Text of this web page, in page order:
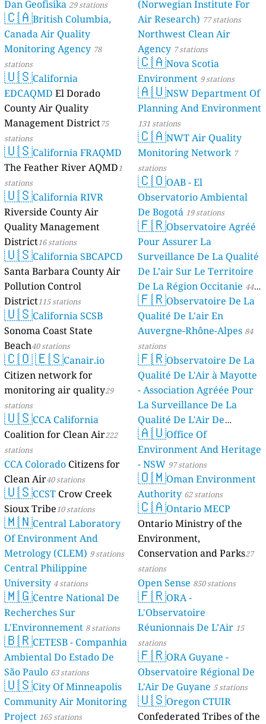
Dan Geofisika 29 stations
🇨🇦British Columbia,
Canada Air Quality
Monitoring Agency 78
stations
🇺🇸California
EDCAQMD El Dorado
County Air Quality
Management District75
stations
🇺🇸California FRAQMD
The Feather River AQMD1
stations
🇺🇸California RIVR
Riverside County Air
Quality Management
District16 stations
🇺🇸California SBCAPCD
Santa Barbara County Air
Pollution Control
District115 stations
🇺🇸California SCSB
Sonoma Coast State
Beach40 stations
🇨🇴🇪🇸Canair.io
Citizen network for
monitoring air quality29
stations
🇺🇸CCA California
Coalition for Clean Air222
stations
CCA Colorado Citizens for
Clean Air40 stations
🇺🇸CCST Crow Creek
Sioux Tribe10 stations
🇲🇳Central Laboratory
Of Environment And
Metrology (CLEM) 9 stations
Central Philippine
University 4 stations
🇲🇬Centre National De
Recherches Sur
L'Environnement 8 stations
🇧🇷CETESB - Companhia
Ambiental Do Estado De
São Paulo 63 stations
🇺🇸City Of Minneapolis
Community Air Monitoring
Project 165 stations
(Norwegian Institute For
Air Research) 77 stations
Northwest Clean Air
Agency 7 stations
🇨🇦Nova Scotia
Environment 9 stations
🇦🇺NSW Department Of
Planning And Environment
131 stations
🇨🇦NWT Air Quality
Monitoring Network 7
stations
🇨🇴OAB - El
Observatorio Ambiental
De Bogotá 19 stations
🇫🇷Observatoire Agréé
Pour Assurer La
Surveillance De La Qualité
De L’air Sur Le Territoire
De La Région Occitanie 44
stations
🇫🇷Observatoire De La
Qualité De L'air En
Auvergne-Rhône-Alpes 84
stations
🇫🇷Observatoire De La
Qualité De L'Air à Mayotte
- Association Agréée Pour
La Surveillance De La
Qualité De L'Air De
Mayotte 4 stations
🇦🇺Office Of
Environment And Heritage
- NSW 97 stations
🇴🇲Oman Environment
Authority 62 stations
🇨🇦Ontario MECP
Ontario Ministry of the
Environment,
Conservation and Parks27
stations
Open Sense 850 stations
🇫🇷ORA -
L'Observatoire
Réunionnais De L’Air 15
stations
🇫🇷ORA Guyane -
Observatoire Régional De
L'Air De Guyane 5 stations
🇺🇸Oregon CTUIR
Confederated Tribes of the